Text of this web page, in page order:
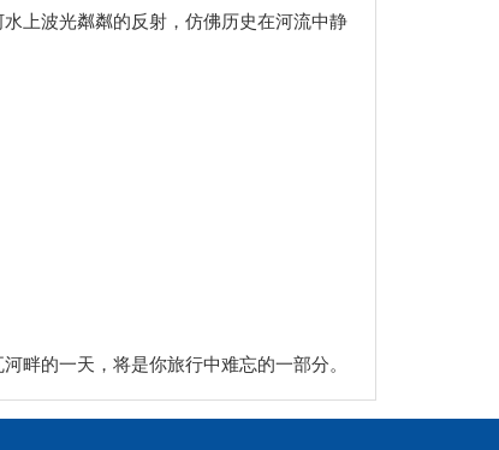
上波光粼粼的反射，仿佛历史在河流中静
畔的一天，将是你旅行中难忘的一部分。